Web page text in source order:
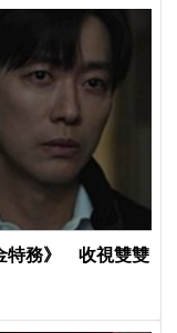
特務》 收視雙雙